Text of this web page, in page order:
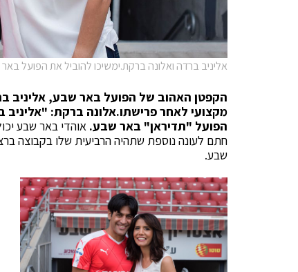
אליניב ברדה ואלונה ברקת.ימשיכו להוביל את הפועל
הקפטן האהוב של הפועל באר שבע, אליניב
הפועל "תדיראן" באר שבע. אוהדי באר שבע
חתם לעונה נוספת שתהיה הרביעית שלו בקבוצה
שבע.